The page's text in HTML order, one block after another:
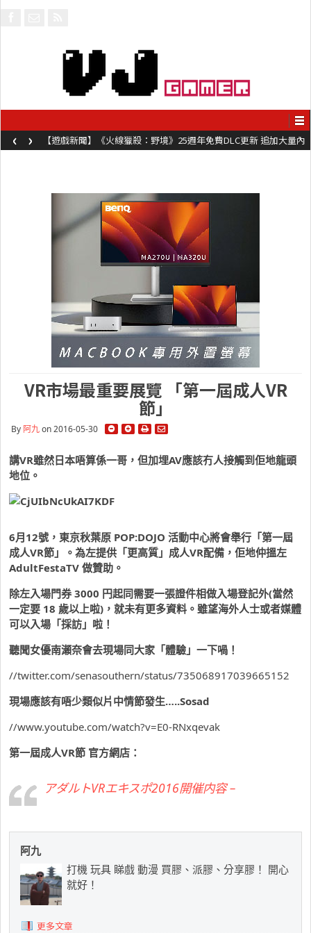
【遊戲新聞】《火線獵殺：野境》25週年免費DLC更新 追加大量內
容同時系舊作限時超平價折扣
‹ ›
VR市場最重要展覽 「第一屆成人VR
節」
By 阿九on 2016-05-30
講VR雖然日本唔算係一哥，但加埋AV應該冇人接觸到佢地龍頭
地位。
6月12號，東京秋葉原 POP:DOJO 活動中心將會舉行「第一屆
成人VR節」。為左提供「更高質」成人VR配備，佢地仲搵左
AdultFestaTV 做贊助。
除左入場門券 3000 円起同需要一張證件相做入場登記外(當然
一定要 18 歲以上啦)，就未有更多資料。雖望海外人士或者媒體
可以入場「採訪」啦！
聽聞女優南瀬奈會去現場同大家「體驗」一下喎！
//twitter.com/senasouthern/status/735068917039665152
現場應該有唔少類似片中情節發生…..Sosad
//www.youtube.com/watch?v=E0-RNxqevak
第一屆成人VR節 官方網店：
アダルトVRエキスポ2016開催内容 –
阿九
打機 玩具 睇戲 動漫 買膠、派膠、分享膠！ 開心
就好！
更多文章